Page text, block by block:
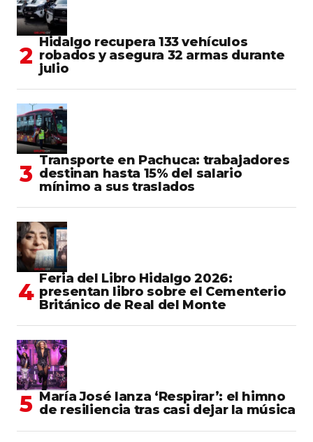
Hidalgo recupera 133 vehículos
robados y asegura 32 armas durante
julio
Transporte en Pachuca: trabajadores
destinan hasta 15% del salario
mínimo a sus traslados
Feria del Libro Hidalgo 2026:
presentan libro sobre el Cementerio
Británico de Real del Monte
María José lanza ‘Respirar’: el himno
de resiliencia tras casi dejar la música